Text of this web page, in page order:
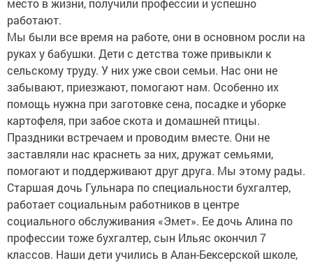
место в жизни, получили профессии и успешно
работают.
Мы были все время на работе, они в основном росли на
руках у бабушки. Дети с детства тоже привыкли к
сельскому труду. У них уже свои семьи. Нас они не
забывают, приезжают, помогают нам. Особенно их
помощь нужна при заготовке сена, посадке и уборке
картофеля, при забое скота и домашней птицы.
Праздники встречаем и проводим вместе. Они не
заставляли нас краснеть за них, дружат семьями,
помогают и поддерживают друг друга. Мы этому рады.
Старшая дочь Гульнара по специальности бухгалтер,
работает социальным работников в центре
социального обслуживания «Эмет». Ее дочь Алина по
профессии тоже бухгалтер, сын Ильяс окончил 7
классов. Наши дети учились в Алан-Бексерской школе,